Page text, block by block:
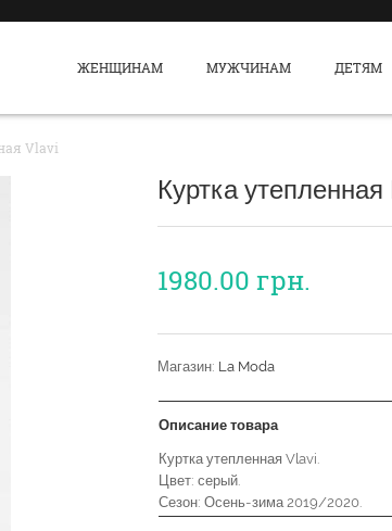
ЖЕНЩИНАМ МУЖЧИНАМ ДЕТЯМ
Vlavi
Куртка
1980.00 грн.
Магазин: La Moda
Описание товара
Куртка утепленная Vlavi.
Цвет: серый.
Сезон: Осень-зима 2019/2020.